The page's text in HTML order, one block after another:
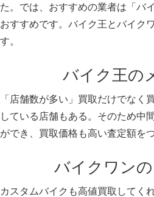
た。では、おすすめの業者は「バ
おすすめです。バイク王とバイク
す。
バイク王の
「店舗数が多い」買取だけでなく
している店舗もある。そのため中
ができ、買取価格も高い査定額を
バイクワン
カスタムバイクも高値買取してく